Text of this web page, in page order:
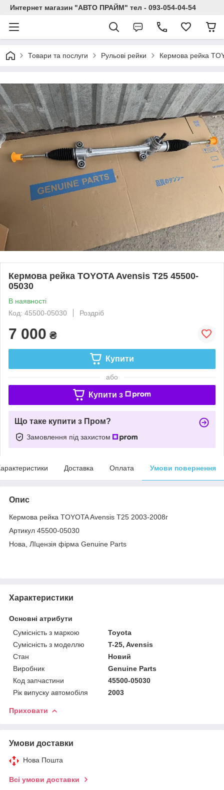
Интернет магазин "АВТО ПРАЙМ" тел - 093-054-04-54
Товари та послуги Рульові рейки Кермова рейка
Кермова рейка TOYOTA Avensis T25 45500-
05030
В наявності
Код: 45500-05030
Роздріб
7 000 ₴
Купити
або
Купити з
Що таке купити з Пром?
Замовлення під захистом
Доставка Оплата Умови повернення
Опис
Кермова рейка TOYOTA Avensis T25 2003-2008г
Артикул 45500-05030
Нова, ЛІцензія фірма Genuine Parts
Характеристики
Основні атрибути
Сумісність з маркою
Toyota
Сумісність з моделлю
T-25, Avensis
Стан
Новий
Виробник
Genuine Parts
Код запчастини
45500-05030
Рік випуску автомобіля
2003
Приховати
Умови доставки
Нова Пошта
Всі умови доставки